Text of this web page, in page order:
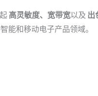
高灵敏度、宽带宽以及 出
能和移动电子产品领域。